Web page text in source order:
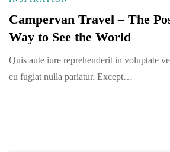
Campervan Travel – The
Way to See the World
Quis aute iure reprehenderit in voluptate
eu fugiat nulla pariatur. Except…